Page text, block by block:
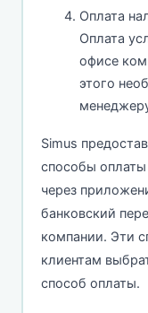
Оплата
Оплата
офисе
этого
Simus
способы оплаты
через
банковский
компании. Эти
клиентам
способ оплаты.